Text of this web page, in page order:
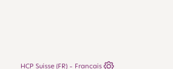
HCP Suisse (FR) - Français